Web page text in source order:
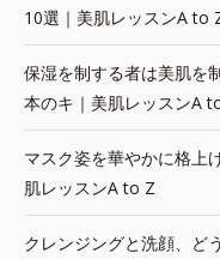
10選｜美肌レッスンA to
保湿を制する者は美肌を
本のキ｜美肌レッスンA
マスク姿を華やかに格上
肌レッスンA to Z
クレンジングと洗顔、ど